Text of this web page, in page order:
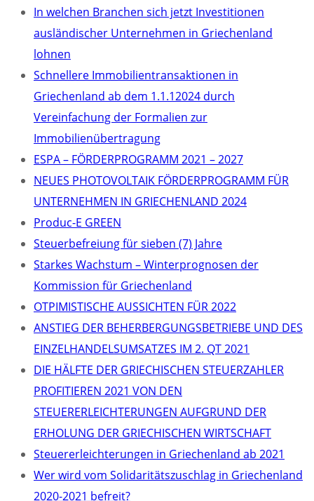
In welchen Branchen sich jetzt Investitionen
ausländischer Unternehmen in Griechenland
lohnen
Schnellere Immobilientransaktionen in
Griechenland ab dem 1.1.12024 durch
Vereinfachung der Formalien zur
Immobilienübertragung
ΕSPA – FÖRDERPROGRAMM 2021 – 2027
NEUES PHOTOVOLTAIK FÖRDERPROGRAMM FÜR
UNTERNEHMEN IN GRIECHENLAND 2024
Produc-E GREEN
Steuerbefreiung für sieben (7) Jahre
Starkes Wachstum – Winterprognosen der
Kommission für Griechenland
OTPIMISTISCHE AUSSICHTEN FÜR 2022
ANSTIEG DER BEHERBERGUNGSBETRIEBE UND DES
EINZELHANDELSUMSATZES IM 2. QT 2021
DIE HÄLFTE DER GRIECHISCHEN STEUERZAHLER
PROFITIEREN 2021 VON DEN
STEUERERLEICHTERUNGEN AUFGRUND DER
ERHOLUNG DER GRIECHISCHEN WIRTSCHAFT
Steuererleichterungen in Griechenland ab 2021
Wer wird vom Solidaritätszuschlag in Griechenland
2020-2021 befreit?